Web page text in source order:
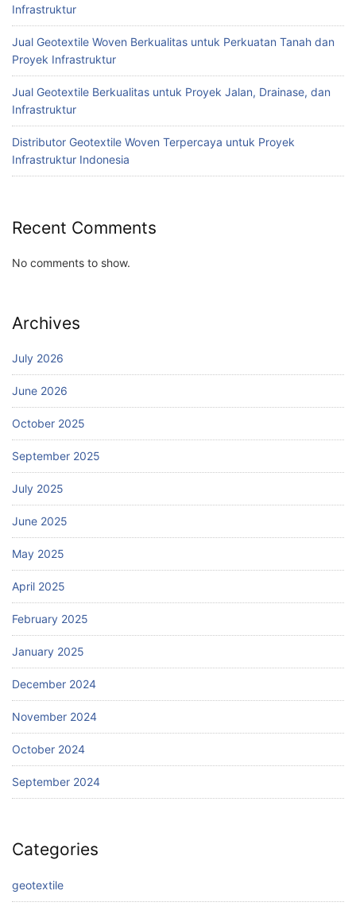
Infrastruktur
Jual Geotextile Woven Berkualitas untuk Perkuatan Tanah dan
Proyek Infrastruktur
Jual Geotextile Berkualitas untuk Proyek Jalan, Drainase, dan
Infrastruktur
Distributor Geotextile Woven Terpercaya untuk Proyek
Infrastruktur Indonesia
Recent Comments
No comments to show.
Archives
July 2026
June 2026
October 2025
September 2025
July 2025
June 2025
May 2025
April 2025
February 2025
January 2025
December 2024
November 2024
October 2024
September 2024
Categories
geotextile